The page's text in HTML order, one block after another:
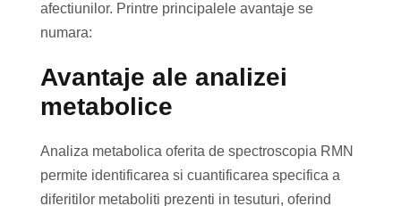
afectiunilor. Printre principalele avantaje se
numara:
Avantaje ale analizei
metabolice
Analiza metabolica oferita de spectroscopia RMN
permite identificarea si cuantificarea specifica a
diferitilor metaboliti prezenti in tesuturi, oferind